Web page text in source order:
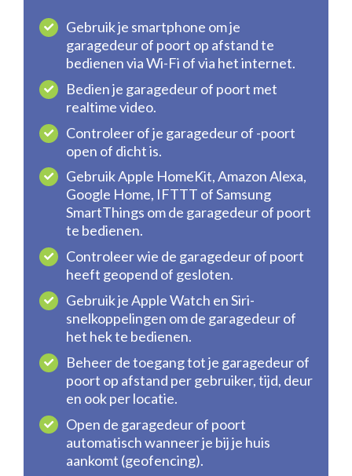
Gebruik je smartphone om je
garagedeur of poort op afstand te
bedienen via Wi-Fi of via het internet.
Bedien je garagedeur of poort met
realtime video.
Controleer of je garagedeur of -poort
open of dicht is.
Gebruik Apple HomeKit, Amazon Alexa,
Google Home, IFTTT of Samsung
SmartThings om de garagedeur of poort
te bedienen.
Controleer wie de garagedeur of poort
heeft geopend of gesloten.
Gebruik je Apple Watch en Siri-
snelkoppelingen om de garagedeur of
het hek te bedienen.
Beheer de toegang tot je garagedeur of
poort op afstand per gebruiker, tijd, deur
en ook per locatie.
Open de garagedeur of poort
automatisch wanneer je bij je huis
aankomt (geofencing).